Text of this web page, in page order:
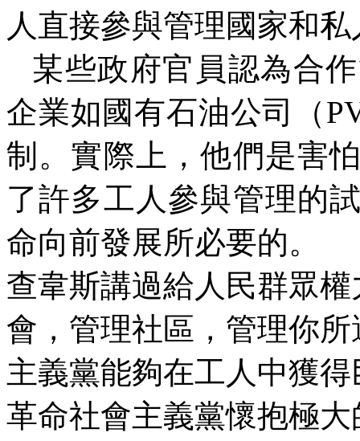
人直接參與管理國家和
某些政府官員認為合
企業如國有石油公司（
制。實際上，他們是害
了許多工人參與管理的
命向前發展所必要的。
查韋斯講過給人民群眾
會，管理社區，管理你
主義黨能夠在工人中獲
革命社會主義黨懷抱極